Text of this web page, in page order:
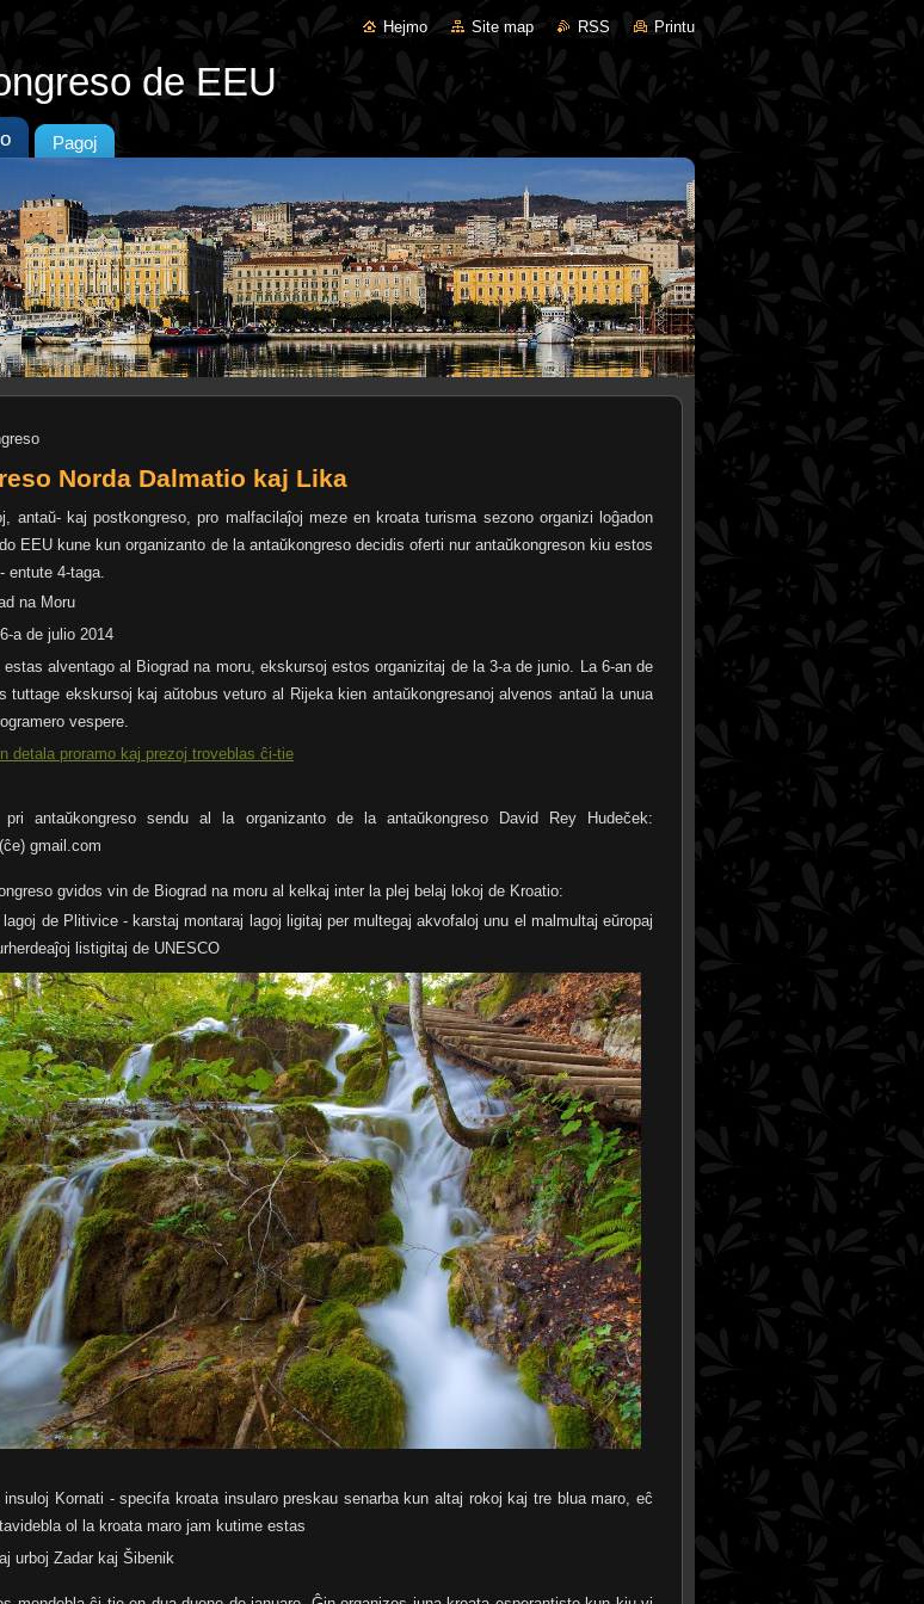
Hejmo Site map RSS Printu
de EEU
Pagoj
Norda Dalmatio kaj Lika
antaŭ- kaj postkongreso, pro malfacilaĵoj meze en kroata turisma sezono organizi loĝadon
EEU kune kun organizanto de la antaŭkongreso decidis oferti nur antaŭkongreson kiu estos
entute 4-taga.
na Moru
a de julio 2014
estas alventago al Biograd na moru, ekskursoj estos organizitaj de la 3-a de junio. La 6-an de
tuttage ekskursoj kaj aŭtobus veturo al Rijeka kien antaŭkongresanoj alvenos antaŭ la unua
vespere.
detala proramo kaj prezoj troveblas ĉi-tie
pri antaŭkongreso sendu al la organizanto de la antaŭkongreso David Rey Hudeček:
gmail.com
gvidos vin de Biograd na moru al kelkaj inter la plej belaj lokoj de Kroatio:
lagoj de Plitivice - karstaj montaraj lagoj ligitaj per multegaj akvofaloj unu el malmultaj eŭropaj
listigitaj de UNESCO
insuloj Kornati - specifa kroata insularo preskau senarba kun altaj rokoj kaj tre blua maro, eĉ
ol la kroata maro jam kutime estas
urboj Zadar kaj Šibenik